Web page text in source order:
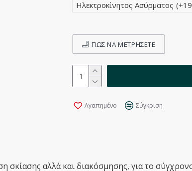
Ηλεκτροκίνητος Ασύρματος
Αγαπημένο Σύγκριση
ΠΩΣ ΝΑ ΜΕΤΡΉΣΕΤΕ
αλλά και διακόσμησης, για το